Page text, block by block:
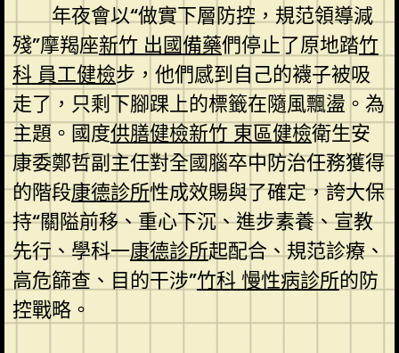
年夜會以“做實下層防控，規范領導減
殘”摩羯座新竹 出國備藥們停止了原地踏竹
科 員工健檢步，他們感到自己的襪子被吸
走了，只剩下腳踝上的標籤在隨風飄盪。為
主題。國度供膳健檢新竹 東區健檢衛生安
康委鄭哲副主任對全國腦卒中防治任務獲得
的階段康德診所性成效賜與了確定，誇大保
持“關隘前移、重心下沉、進步素養、宣教
先行、學科一康德診所起配合、規范診療、
高危篩查、目的干涉”竹科 慢性病診所的防
控戰略。